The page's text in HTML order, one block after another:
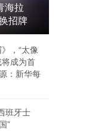
海拉
招牌
，“太像
将成为首
：新华每
班牙士
”